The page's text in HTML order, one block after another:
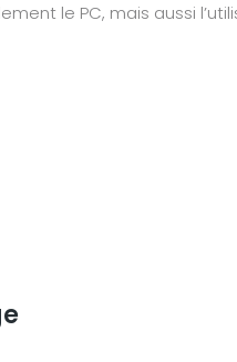
le PC, mais aussi